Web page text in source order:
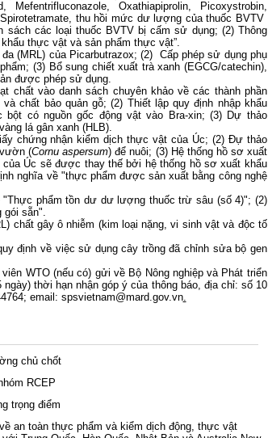
Mefentrifluconazole, Oxathiapiprolin, Picoxystrobin,
thu hồi mức dư lượng của thuốc BVTV
sách các loại thuốc BVTV bị cấm sử dụng; (2) Thông
thực vật và sản phẩm thực vật”.
(MRL) của Picarbutrazox; (2) Cấp phép sử dụng phụ
(3) Bổ sung chiết xuất trà xanh (EGCG/catechin),
được phép sử dụng.
chất vào danh sách chuyên khảo về các thành phần
chất bảo quản gỗ; (2) Thiết lập quy định nhập khẩu
có nguồn gốc động vật vào Bra-xin; (3) Dự thảo
lá gân xanh (HLB).
chứng nhận kiểm dịch thực vật của Úc; (2) Đự thảo
(Cornu aspersum) để nuôi; (3) Hệ thống hồ sơ xuất
Úc sẽ được thay thế bởi hệ thống hồ sơ xuất khẩu
nghĩa về "thực phẩm được sản xuất bằng công nghệ
phẩm tồn dư dư lượng thuốc trừ sâu (số 4)"; (2)
gói sẵn".
chất gây ô nhiễm (kim loại nặng, vi sinh vật và độc tố
định về việc sử dụng cây trồng đã chỉnh sửa bộ gen
WTO (nếu có) gửi về Bộ Nông nghiệp và Phát triển
thời hạn nhận góp ý của thông báo, địa chỉ: số 10
email: spsvietnam@mard.gov.vn.
chủ chốt
RCEP
trọng điểm
an toàn thực phẩm và kiểm dịch động, thực vật